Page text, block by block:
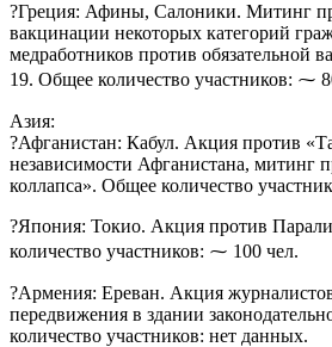
?Греция: Афины, Салоники. Митинг
вакцинации некоторых категорий
медработников против обязательной
19. Общее количество участников: ⁓
Азия:
?Афганистан: Кабул. Акция против
независимости Афганистана, митинг
коллапса». Общее количество
?Япония: Токио. Акция против
количество участников: ⁓ 100 чел.
?Армения: Ереван. Акция
передвижения в здании
количество участников: нет данных.